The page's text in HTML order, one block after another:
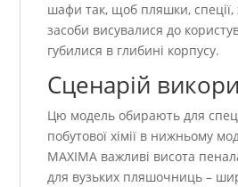
шафи так, щоб пляшки,
засоби висувалися до
губилися в глибині корпусу.
Сценарій
Цю модель обирають для
побутової хімії в нижньому
MAXIMA важливі висота
для вузьких пляшочниць –